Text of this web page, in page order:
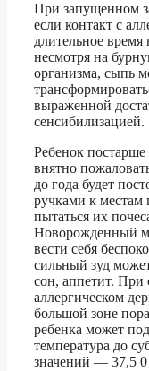
При запущенном
если контакт с
длительное время
несмотря на
организма, сыпь
выраженной
сенсибилизацией.
Ребенок
внятно
до года будет
ручками к местам
пытаться их
Новорожденный
вести себя
сильный зуд
сон, аппетит. При
аллергическом
большой зоне
ребенка может
температура до
значений — 37,5 0